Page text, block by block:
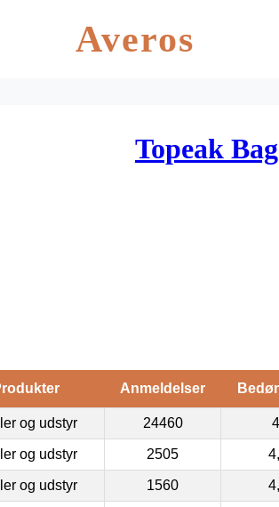
Averos
Topeak
Anmeldelser
og udstyr 24460
og udstyr 2505
og udstyr 1560